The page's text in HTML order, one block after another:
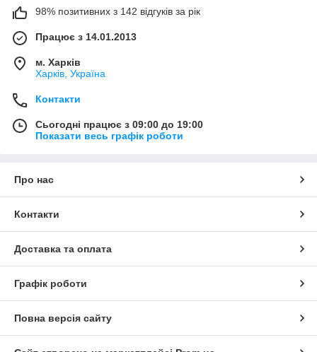
98% позитивних з 142 відгуків за рік
Працює з 14.01.2013
м. Харків
Харків, Україна
Контакти
Сьогодні працює з 09:00 до 19:00
Показати весь графік роботи
Про нас
Контакти
Доставка та оплата
Графік роботи
Повна версія сайту